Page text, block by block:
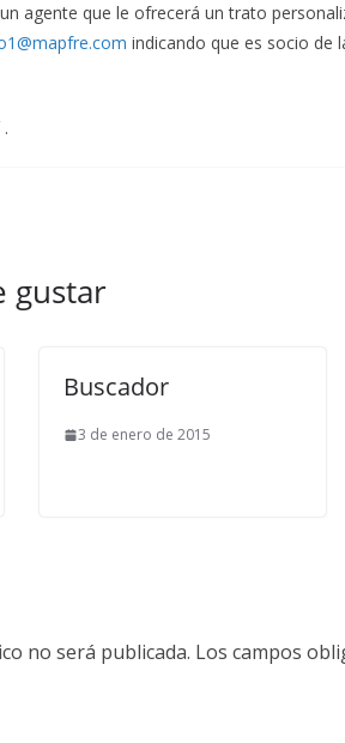
agente que le ofrecerá un trato
indicando que es socio de
.
gustar
Buscador
3 de enero de 2015
no será publicada. Los campos